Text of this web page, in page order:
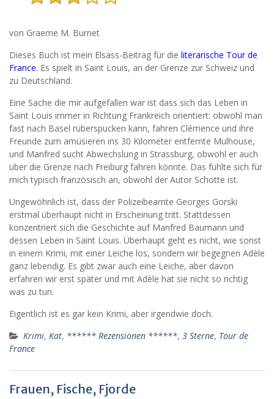
von Graeme M. Burnet
Dieses Buch ist mein Elsass-Beitrag für die literarische Tour de
France. Es spielt in Saint Louis, an der Grenze zur Schweiz und
zu Deutschland.
Eine Sache die mir aufgefallen war ist dass sich das Leben in
Saint Louis immer in Richtung Frankreich orientiert: obwohl man
fast nach Basel rüberspucken kann, fahren Clémence und ihre
Freunde zum amüsieren ins 30 Kilometer entfernte Mulhouse,
und Manfred sucht Abwechslung in Strassburg, obwohl er auch
über die Grenze nach Freiburg fahren könnte. Das fühlte sich für
mich typisch französisch an, obwohl der Autor Schotte ist.
Ungewöhnlich ist, dass der Polizeibeamte Georges Gorski
erstmal überhaupt nicht in Erscheinung tritt. Stattdessen
konzentriert sich die Geschichte auf Manfred Baumann und
dessen Leben in Saint Louis. Überhaupt geht es nicht, wie sonst
in einem Krimi, mit einer Leiche los, sondern wir begegnen Adèle
ganz lebendig. Es gibt zwar auch eine Leiche, aber davon
erfahren wir erst später und mit Adèle hat sie nicht so richtig
was zu tun.
Eigentlich ist es gar kein Krimi, aber irgendwie doch.
Krimi, Kat, ****** Rezensionen ******, 3 Sterne, Tour de
France
Frauen, Fische, Fjorde